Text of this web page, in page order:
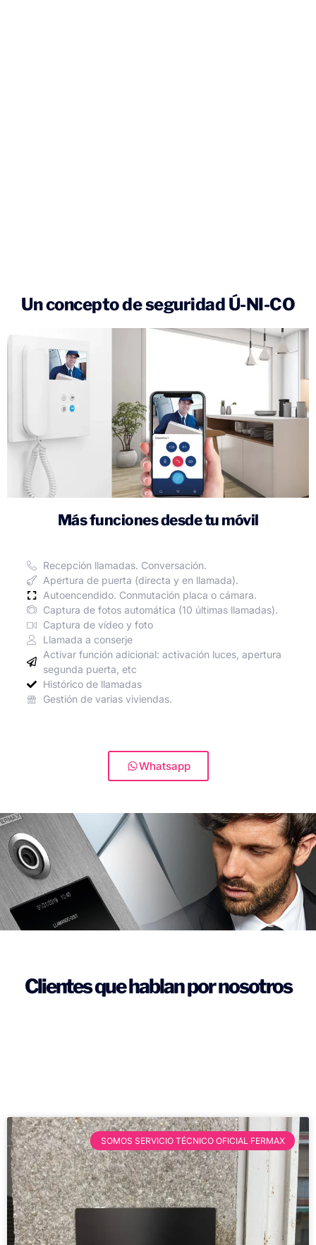
Un concepto de seguridad Ú-NI-CO
Más funciones desde tu móvil
Recepción llamadas. Conversación.
Apertura de puerta (directa y en llamada).
Autoencendido. Conmutación placa o cámara.
Captura de fotos automática (10 últimas llamadas).
Captura de vídeo y foto
Llamada a conserje
Activar función adicional: activación luces, apertura
segunda puerta, etc
Histórico de llamadas
Gestión de varias viviendas.
Whatsapp
Clientes que hablan por nosotros
SOMOS SERVICIO TÉCNICO OFICIAL FERMAX